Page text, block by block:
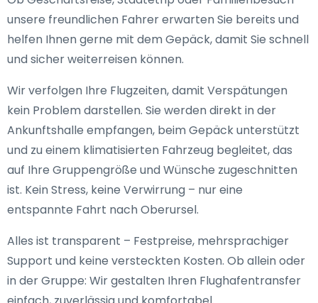
unsere freundlichen Fahrer erwarten Sie bereits und
helfen Ihnen gerne mit dem Gepäck, damit Sie schnell
und sicher weiterreisen können.
Wir verfolgen Ihre Flugzeiten, damit Verspätungen
kein Problem darstellen. Sie werden direkt in der
Ankunftshalle empfangen, beim Gepäck unterstützt
und zu einem klimatisierten Fahrzeug begleitet, das
auf Ihre Gruppengröße und Wünsche zugeschnitten
ist. Kein Stress, keine Verwirrung – nur eine
entspannte Fahrt nach Oberursel.
Alles ist transparent – Festpreise, mehrsprachiger
Support und keine versteckten Kosten. Ob allein oder
in der Gruppe: Wir gestalten Ihren Flughafentransfer